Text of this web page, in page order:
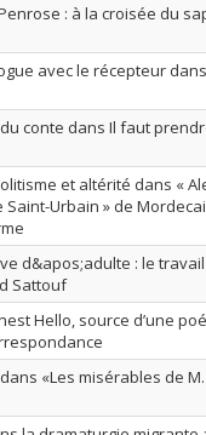
: à la croisée du
avec le récepteur
du conte dans Il faut
et altérité dans «
Urbain » de
d&apos;adulte : le
Sattouf
Hello, source d’une
«Les misérables de M.